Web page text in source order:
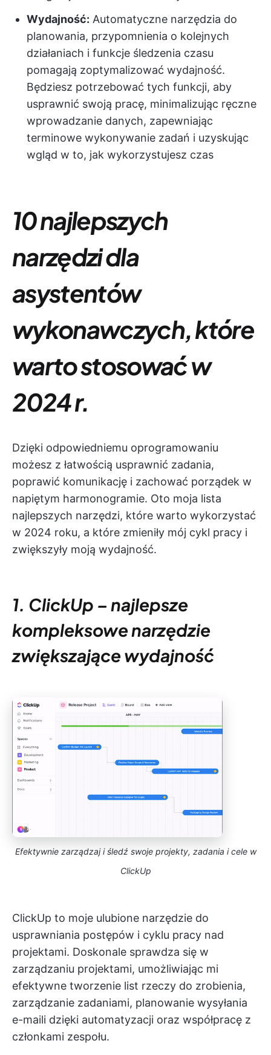
Wydajność: Automatyczne narzędzia do
planowania, przypomnienia o kolejnych
działaniach i funkcje śledzenia czasu
pomagają zoptymalizować wydajność.
Będziesz potrzebować tych funkcji, aby
usprawnić swoją pracę, minimalizując ręczne
wprowadzanie danych, zapewniając
terminowe wykonywanie zadań i uzyskując
wgląd w to, jak wykorzystujesz czas
10 najlepszych
narzędzi dla
asystentów
wykonawczych, które
warto stosować w
2024 r.
Dzięki odpowiedniemu oprogramowaniu
możesz z łatwością usprawnić zadania,
poprawić komunikację i zachować porządek w
napiętym harmonogramie. Oto moja lista
najlepszych narzędzi, które warto wykorzystać
w 2024 roku, a które zmieniły mój cykl pracy i
zwiększyły moją wydajność.
1. ClickUp – najlepsze
kompleksowe narzędzie
zwiększające wydajność
Efektywnie zarządzaj i śledź swoje projekty, zadania i cele w
ClickUp
ClickUp to moje ulubione narzędzie do
usprawniania postępów i cyklu pracy nad
projektami. Doskonale sprawdza się w
zarządzaniu projektami, umożliwiając mi
efektywne tworzenie list rzeczy do zrobienia,
zarządzanie zadaniami, planowanie wysyłania
e-maili dzięki automatyzacji oraz współpracę z
członkami zespołu.